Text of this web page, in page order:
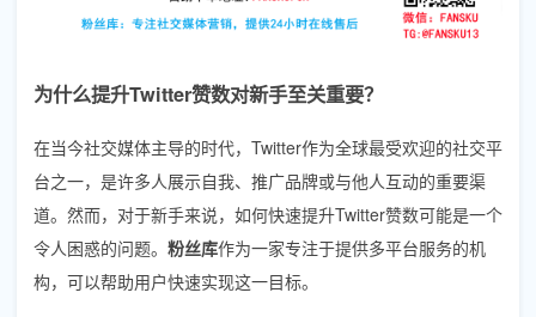
为什么提升Twitter赞数对新手至关重要？
在当今社交媒体主导的时代，Twitter作为全球最受欢迎的社交平
台之一，是许多人展示自我、推广品牌或与他人互动的重要渠
道。然而，对于新手来说，如何快速提升Twitter赞数可能是一个
令人困惑的问题。 粉丝库作为一家专注于提供多平台服务的机
构，可以帮助用户快速实现这一目标。